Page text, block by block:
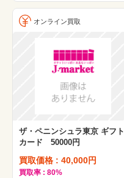
オンライン買取
ザ・ペニンシュラ東京 ギフト
カード 50000円
買取価格 : 40,000円
買取率 : 80%